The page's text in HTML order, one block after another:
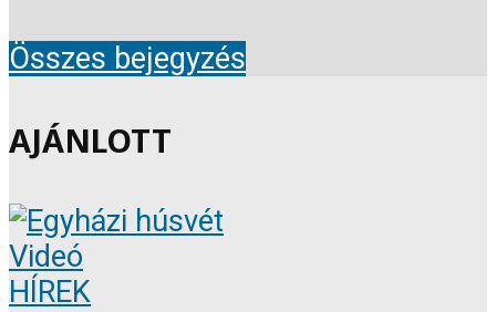
Összes bejegyzés
AJÁNLOTT
Videó
HÍREK